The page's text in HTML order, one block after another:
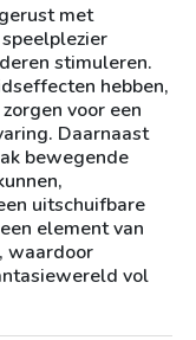
met
stimuleren.
hebben,
voor een
Daarnaast
bewegende
uitschuifbare
element van
waardoor
vol